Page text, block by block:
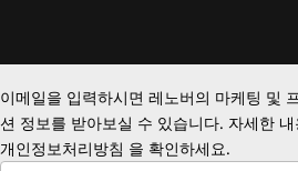
이메일을 입력하시면 레노버의 마케팅 및
션 정보를 받아보실 수 있습니다. 자세한 내
개인정보처리방침 을 확인하세요.